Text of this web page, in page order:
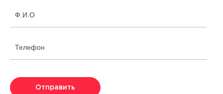
Ф.И.О
Телефон
Отправить